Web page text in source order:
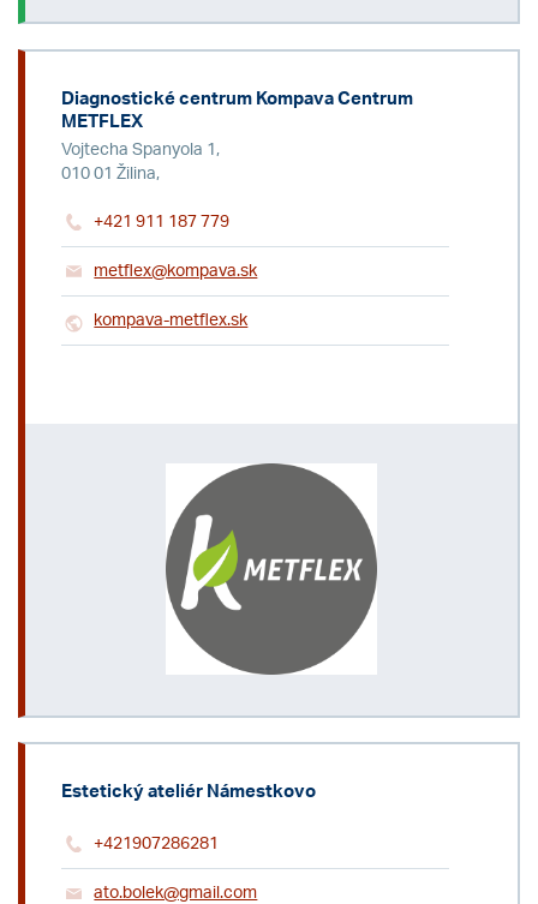
Diagnostické centrum Kompava Centrum
METFLEX
Vojtecha Spanyola 1,
010 01 Žilina,
+421 911 187 779
metflex@kompava.sk
kompava-metflex.sk
Estetický ateliér Námestkovo
+421907286281
ato.bolek@gmail.com